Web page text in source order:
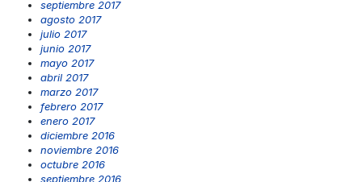
septiembre 2017
agosto 2017
julio 2017
junio 2017
mayo 2017
abril 2017
marzo 2017
febrero 2017
enero 2017
diciembre 2016
noviembre 2016
octubre 2016
septiembre 2016